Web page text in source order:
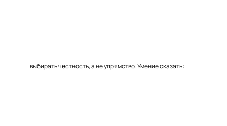
выбирать честность, а не упрямство. Умение сказать: